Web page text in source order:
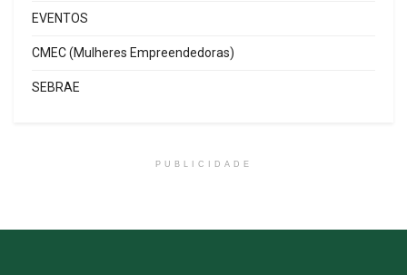
EVENTOS
CMEC (Mulheres Empreendedoras)
SEBRAE
PUBLICIDADE